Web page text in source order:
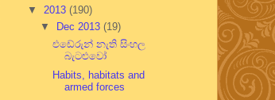
▼ 2013 (190)
▼
Dec 2013 (19)
එඩේරුන් නැති සිංහල
බැටළුවෝ
Habits, habitats and
armed forces